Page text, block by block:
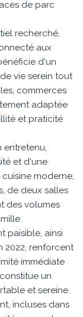
de parc
recherché,
aux
d'un
vie serein tout
commerces
adaptée
et praticité
entretenu,
et d'une
moderne,
de deux salles
des volumes
paisible, ainsi
2022, renforcent
immédiate
un
et sereine.
incluses dans